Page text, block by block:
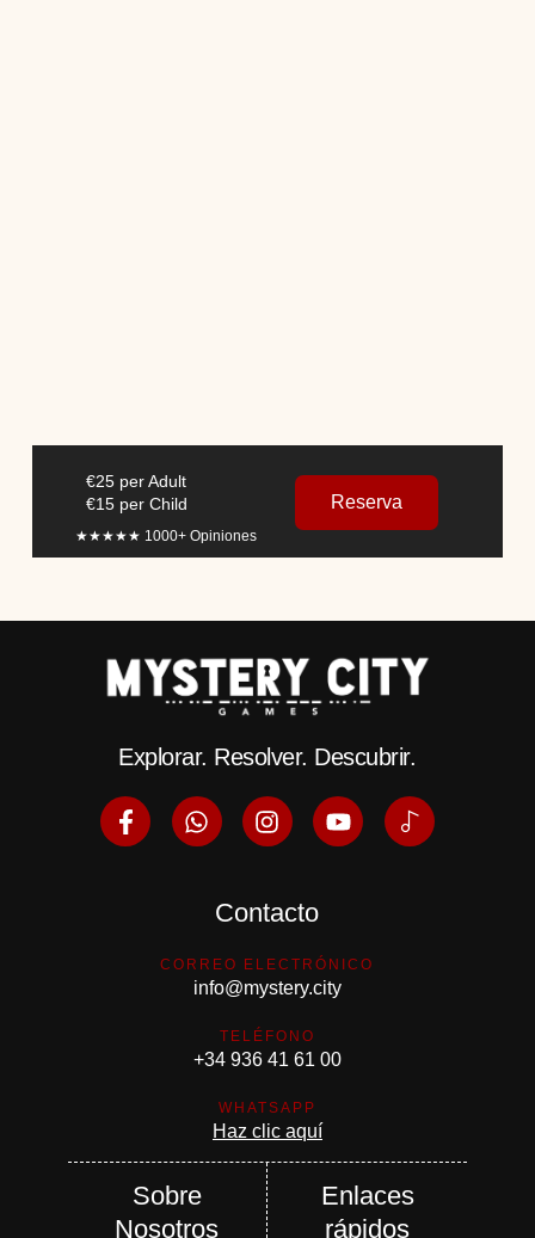
€25 per Adult
€15 per Child
★★★★★ 1000+ Opiniones
Reserva
Explorar. Resolver. Descubrir.
Contacto
CORREO ELECTRÓNICO
info@mystery.city
TELÉFONO
+34 936 41 61 00
WHATSAPP
Haz clic aquí
Sobre
Nosotros
Enlaces
rápidos